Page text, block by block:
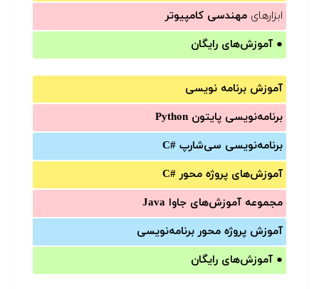
ابزارهای مهندسی کامپیوتر
● آموزش‌های رایگان
آموزش برنامه نویسی
برنامه‌نویسی پایتون Python
برنامه‌‌نویسی سی‌شارپ C#‎
آموزش‌های پروژه محور #C
مجموعه آموزش‌های جاوا Java
آموزش‌ پروژه محور برنامه‌نویسی
● آموزش‌های رایگان